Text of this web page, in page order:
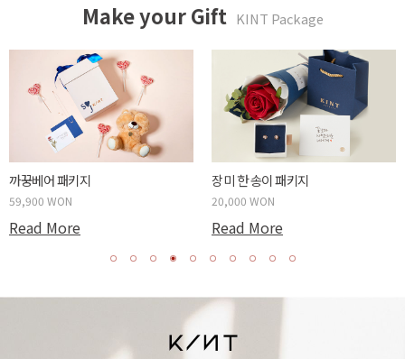
Make your Gift KINT Package
까꿍베어 패키지
59,900 WON
Read More
장미 한 송이 패키지
20,000 WON
Read More